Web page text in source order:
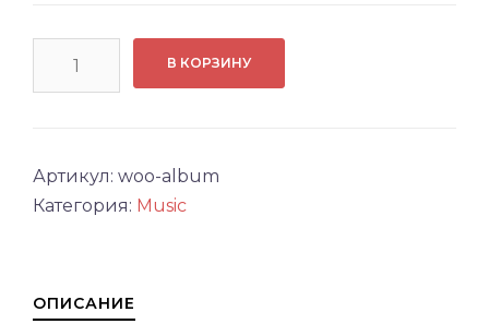
В КОРЗИНУ
Артикул: woo-album
Категория: Music
ОПИСАНИЕ